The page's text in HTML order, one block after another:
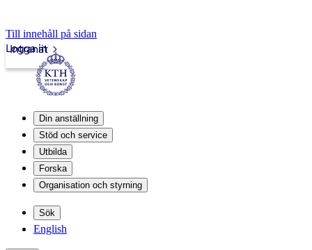
Till innehåll på sidan
Intranät
Logga in
Din anställning
Stöd och service
Utbilda
Forska
Organisation och styrning
Sök
English